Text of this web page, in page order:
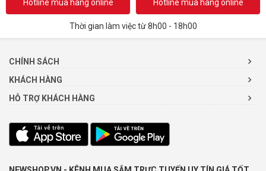
Hotline mua hàng online Hotline mua hàng online
Thời gian làm việc từ 8h00 - 18h00
CHÍNH SÁCH
KHÁCH HÀNG
HỖ TRỢ KHÁCH HÀNG